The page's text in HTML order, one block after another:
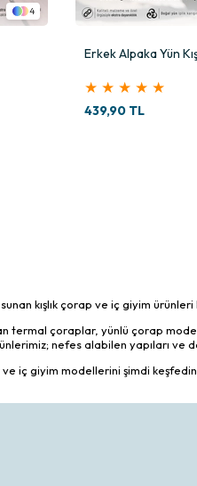
4
Erkek Alpaka Yün
★ ★ ★ ★ ★
439,90 TL
kışlık çorap ve iç giyim
termal çoraplar, yünlü çorap
nefes alabilen yapıları ve
ve iç giyim modellerini şimdi